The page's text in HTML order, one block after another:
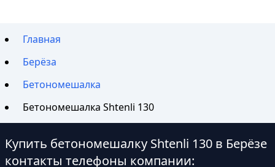
Главная
Берёза
Бетономешалка
Бетономешалка Shtenli 130
Купить бетономешалку Shtenli 130 в Берёзе
контакты телефоны компании: